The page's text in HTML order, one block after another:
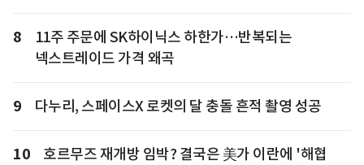
8
11주 주문에 SK하이닉스 하한가…반복되는
넥스트레이드 가격 왜곡
9 다누리, 스페이스X 로켓의 달 충돌 흔적 촬영 성공
10
호르무즈 재개방 임박? 결국은 美가 이란에 '해협